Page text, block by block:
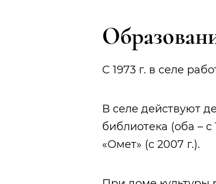
С 1973 г. в селе
В селе действуют
библиотека (оба –
«Омет» (с 2007 г.).